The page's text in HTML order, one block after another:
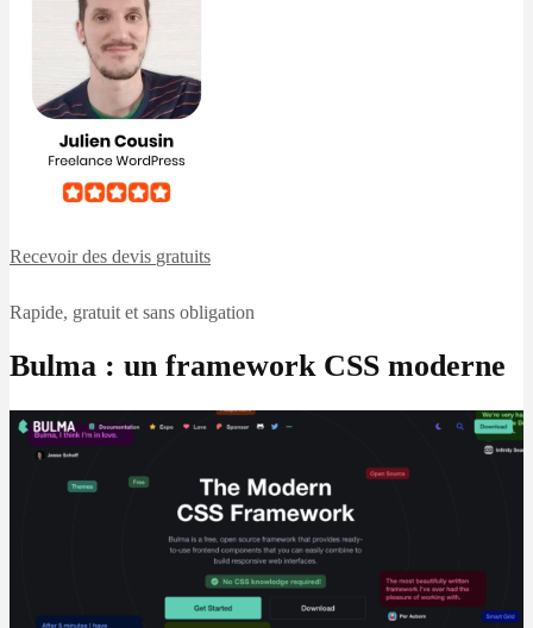
Recevoir des devis gratuits
Rapide, gratuit et sans obligation
Bulma : un framework CSS moderne